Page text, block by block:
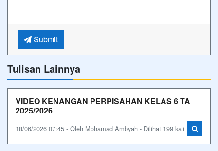
Submit
Tulisan Lainnya
VIDEO KENANGAN PERPISAHAN KELAS 6 TA
2025/2026
18/06/2026 07:45 - Oleh Mohamad Ambyah - Dilihat 199 kali